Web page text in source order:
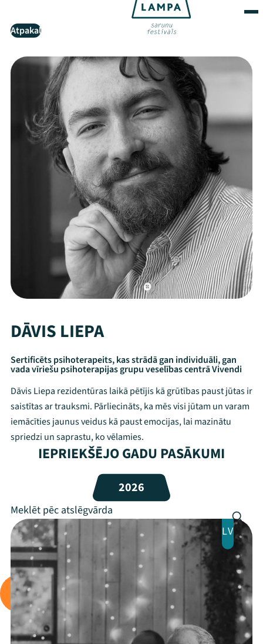
Mana programma
Festivāls
Programma
Arhīvs
Viņi bija LAMPĀ 2026
Jaunumi
Ziedo
Atpakaļ
DĀVIS LIEPA
Sertificēts psihoterapeits, kas strādā gan individuāli, gan
vada vīriešu psihoterapijas grupu veselības centrā Vivendi
Dāvis Liepa rezidentūras laikā pētījis kā grūtības paust jūtas ir
saistītas ar trauksmi. Pārliecināts, ka mēs visi jūtam un varam
iemācīties jaunus veidus kā paust emocijas, lai mazinātu
spriedzi un saprastu, ko vēlamies.
IEPRIEKŠĒJO GADU PASĀKUMI
2026
LV